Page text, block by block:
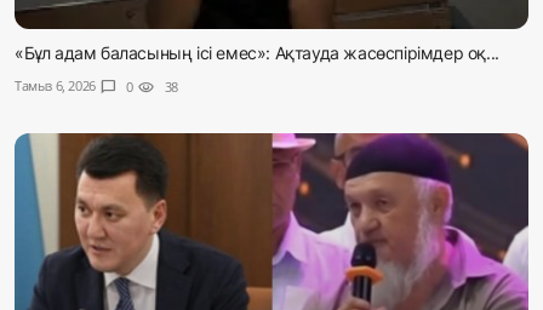
«Бұл адам баласының ісі емес»: Ақтауда жасөспірімдер оқ...
Тамыз 6, 2026 chat_bubble 0 visibility 38